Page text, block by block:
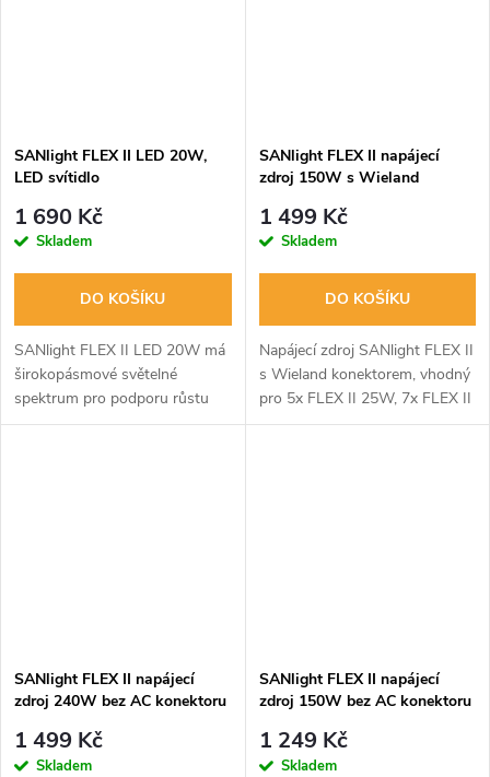
SANlight FLEX II LED 20W,
LED svítidlo
1 690 Kč
Skladem
DO KOŠÍKU
SANlight FLEX II LED 20W má
širokopásmové světelné
spektrum pro podporu růstu
rostlin. Kompaktní design, IP68
SANlight FLEX II napájecí
zdroj 150W s Wieland
1 499 Kč
Skladem
DO KOŠÍKU
Napájecí zdroj SANlight FLEX II
s Wieland konektorem, vhodný
pro 5x FLEX II 25W, 7x FLEX II
20W nebo 15x FLEX II 10W.
SANlight FLEX II napájecí
zdroj 240W bez AC konektoru
1 499 Kč
Skladem
SANlight FLEX II napájecí
zdroj 150W bez AC konektoru
1 249 Kč
Skladem